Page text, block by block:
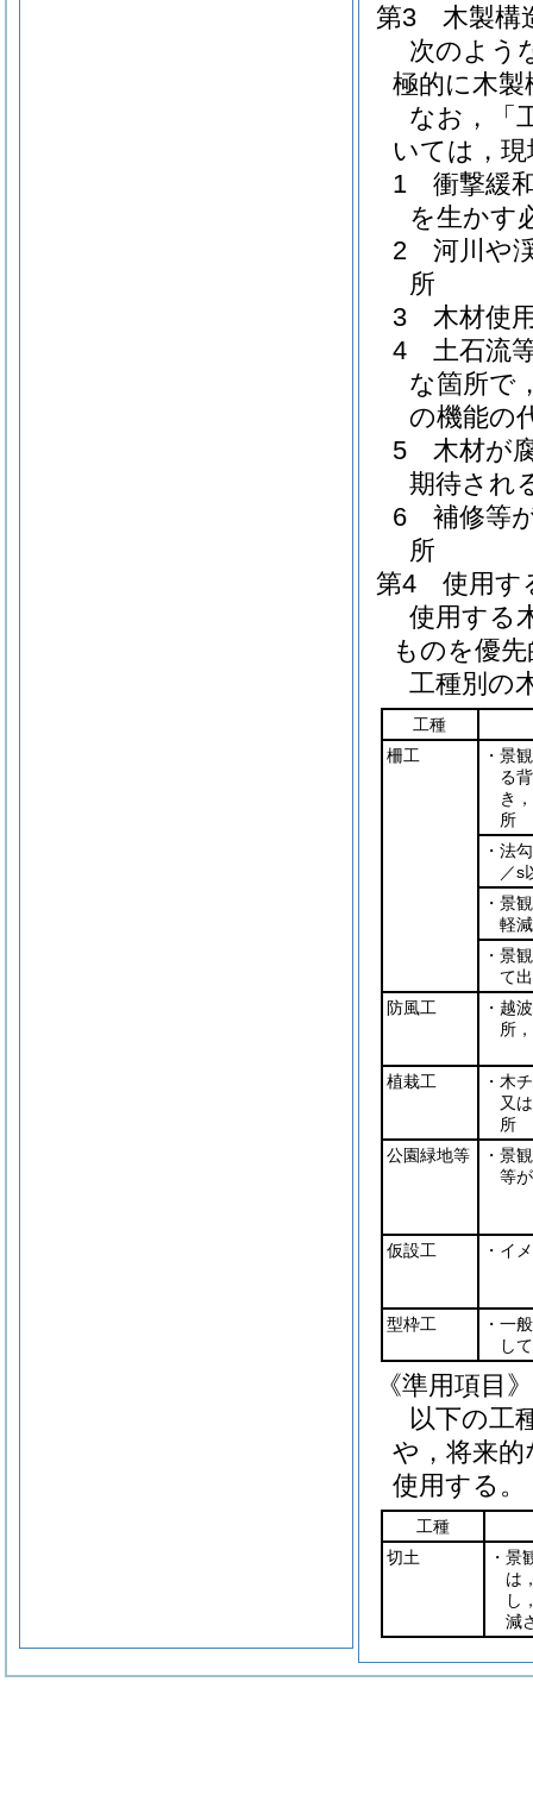
第3 木製構
次のよう
極的に木
なお，「
いては，
1 衝撃緩和
を生かす
2 河川や
所
3 木材使
4 土石流等
な箇所で
の機能の
5 木材が
期待され
6 補修等
所
第4 使用す
使用する
ものを優
工種別の
工種
柵工
・景
る
き
所
・法
／s
・景
軽
・景
て
防風工
・越
所
植栽工
・木
又
所
公園緑地等
・景
等
仮設工 ・イ
型枠工
・一
し
《準用項目》
以下の工
や，将来
使用する。
工種
切土
・景
は
し
減